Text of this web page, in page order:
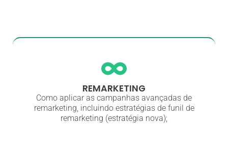
REMARKETING
Como aplicar as campanhas avançadas de
remarketing, incluindo estratégias de funil de
remarketing (estratégia nova);